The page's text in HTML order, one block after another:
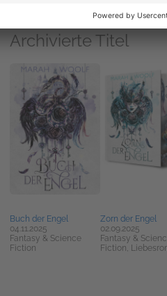
Archivierte Titel
Buch der Engel
04.11.2025
Fantasy & Science
Fiction
Zorn der Engel
02.09.2025
Fantasy &
Fiction,